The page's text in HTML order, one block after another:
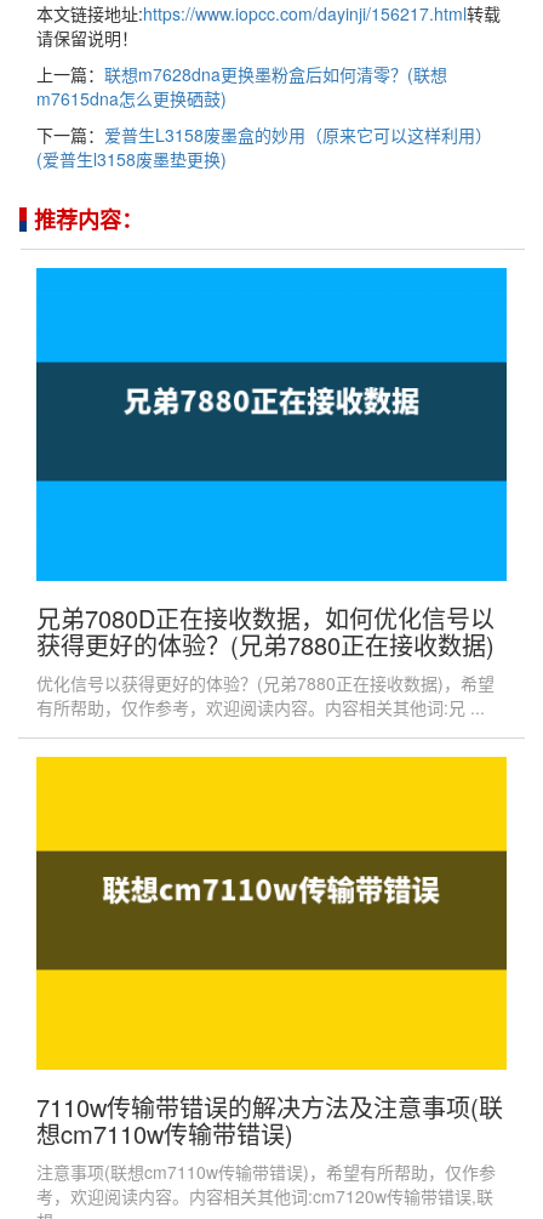
本文链接地址:https://www.iopcc.com/dayinji/156217.html转载
请保留说明！
上一篇： 联想m7628dna更换墨粉盒后如何清零？(联想
m7615dna怎么更换硒鼓)
下一篇： 爱普生L3158废墨盒的妙用（原来它可以这样利用）
(爱普生l3158废墨垫更换)
推荐内容：
兄弟7080D正在接收数据，如何优化信号以
获得更好的体验？(兄弟7880正在接收数据)
优化信号以获得更好的体验？(兄弟7880正在接收数据)，希望
有所帮助，仅作参考，欢迎阅读内容。内容相关其他词:兄 ...
7110w传输带错误的解决方法及注意事项(联
想cm7110w传输带错误)
注意事项(联想cm7110w传输带错误)，希望有所帮助，仅作参
考，欢迎阅读内容。内容相关其他词:cm7120w传输带错误,联